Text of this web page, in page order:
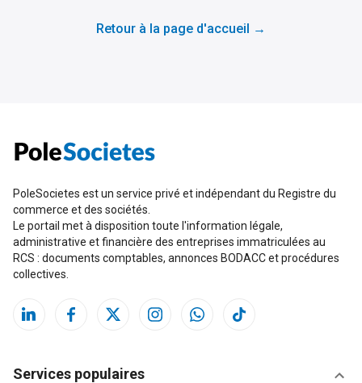
Retour à la page d'accueil →
PoleSocietes est un service privé et indépendant du Registre du
commerce et des sociétés.
Le portail met à disposition toute l'information légale,
administrative et financière des entreprises immatriculées au
RCS : documents comptables, annonces BODACC et procédures
collectives.
Services populaires